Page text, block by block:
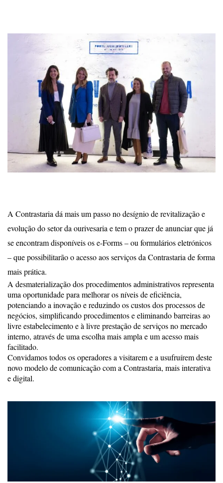
A Contrastaria dá mais um passo no desígnio de revitalização e
evolução do setor da ourivesaria e tem o prazer de anunciar que já
se encontram disponíveis os e-Forms – ou formulários eletrónicos
– que possibilitarão o acesso aos serviços da Contrastaria de forma
mais prática.
A desmaterialização dos procedimentos administrativos representa
uma oportunidade para melhorar os níveis de eficiência,
potenciando a inovação e reduzindo os custos dos processos de
negócios, simplificando procedimentos e eliminando barreiras ao
livre estabelecimento e à livre prestação de serviços no mercado
interno, através de uma escolha mais ampla e um acesso mais
facilitado.
Convidamos todos os operadores a visitarem e a usufruírem deste
novo modelo de comunicação com a Contrastaria, mais interativa
e digital.